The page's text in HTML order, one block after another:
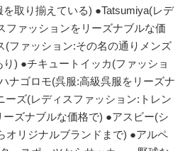
取り揃えている) ●Tatsumiya(レデ
ファッションをリーズナブルな価
(ファッション:その名の通りメンズ
) ●チキュートイッカ(ファッショ
ナゴロモ(呉服:高級呉服をリーズナ
ーズ(レディスファッション:トレン
ーズナブルな価格で) ●アスビー(シ
オリジナルブランドまで) ●アルペ